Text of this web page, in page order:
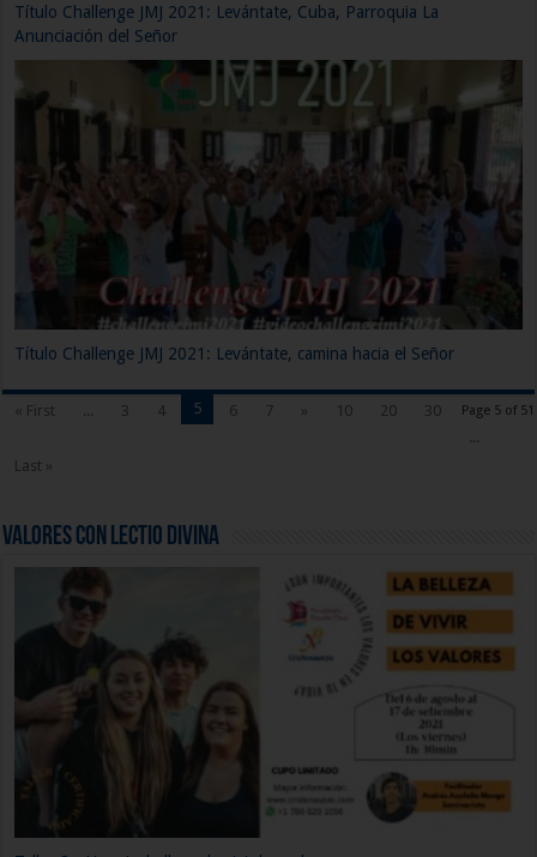
Título Challenge JMJ 2021: Levántate, Cuba, Parroquia La
Anunciación del Señor
Título Challenge JMJ 2021: Levántate, camina hacia el Señor
Page 5 of 51
« First ... 3 4 5 6 7 » 10 20
30
...
Last »
Valores con Lectio Divina